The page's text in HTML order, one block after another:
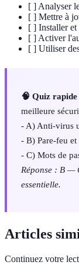
[ ] Analyser
[ ] Mettre à
[ ] Installer
[ ] Activer
[ ] Utiliser
🧠 Quiz rapide
meilleure
- A) Anti-virus
- B) Pare-feu
- C) Mots de
Réponse : B —
essentielle.
Articles
Continuez votre